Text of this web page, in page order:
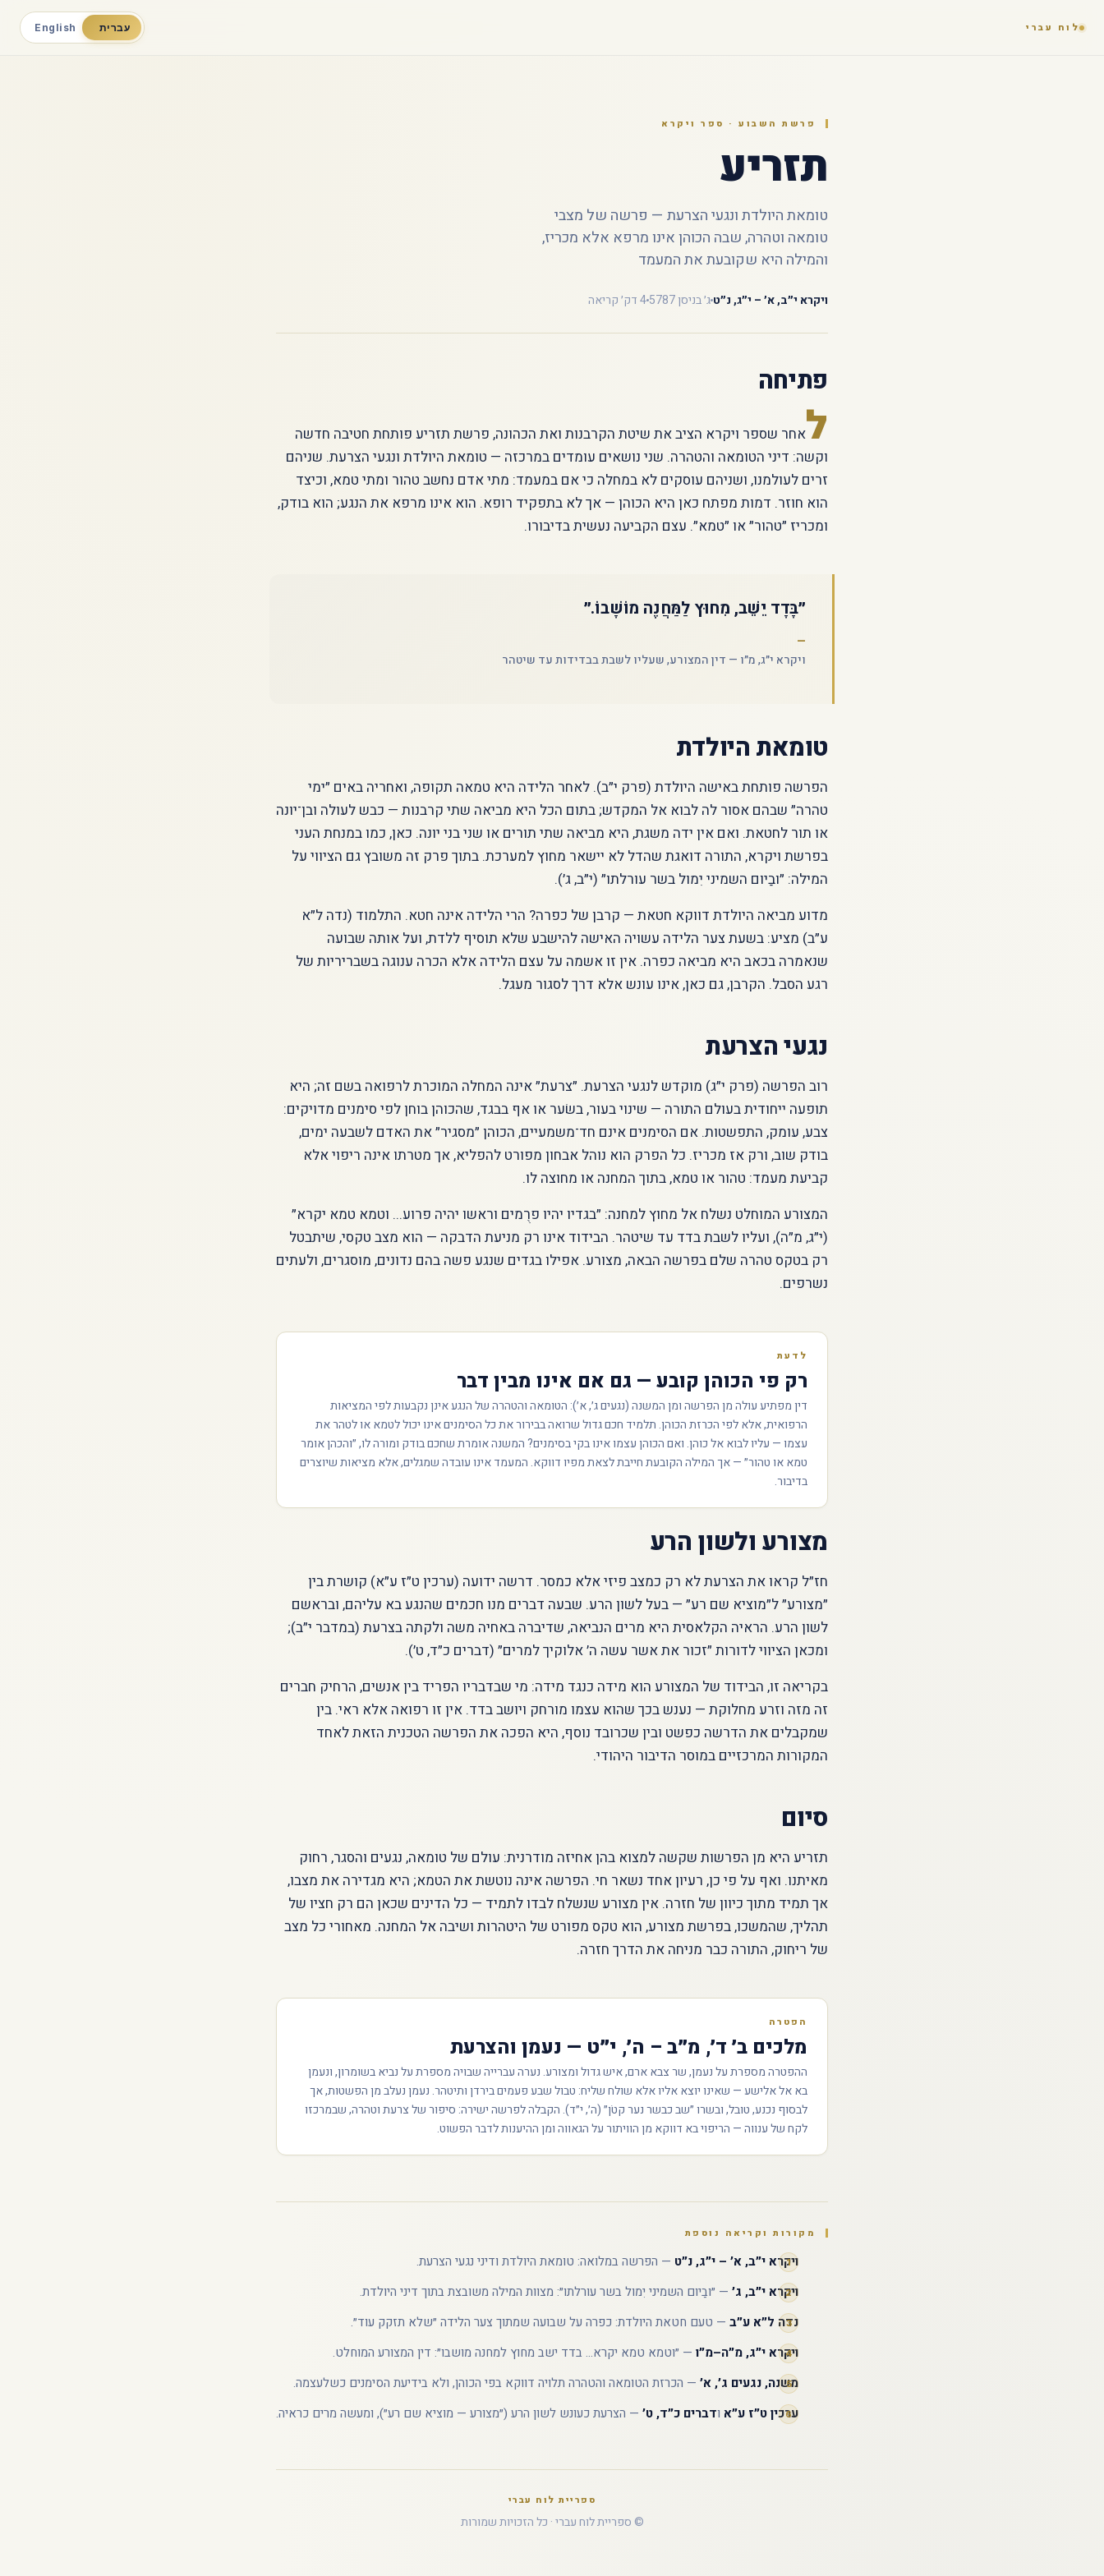
לוח עברי עברית English
פרשת השבוע · ספר ויקרא
תזריע
טומאת היולדת ונגעי הצרעת — פרשה של מצבי
טומאה וטהרה, שבה הכוהן אינו מרפא אלא מכריז,
והמילה היא שקובעת את המעמד
ויקרא י״ב, א׳ – י״ג, נ״טג׳ בניסן 5787 4 דק׳ קריאה
פתיחה
לאחר שספר ויקרא הציב את שיטת הקרבנות ואת הכהונה, פרשת תזריע פותחת חטיבה חדשה
וקשה: דיני הטומאה והטהרה. שני נושאים עומדים במרכזה — טומאת היולדת ונגעי הצרעת. שניהם
זרים לעולמנו, ושניהם עוסקים לא במחלה כי אם במעמד: מתי אדם נחשב טהור ומתי טמא, וכיצד
הוא חוזר. דמות מפתח כאן היא הכוהן — אך לא בתפקיד רופא. הוא אינו מרפא את הנגע; הוא בודק,
ומכריז ״טהור״ או ״טמא״. עצם הקביעה נעשית בדיבורו.
״בָּדָד יֵשֵׁב, מִחוּץ לַמַּחֲנֶה מוֹשָׁבוֹ.״
ויקרא י״ג, מ״ו — דין המצורע, שעליו לשבת בבדידות עד שיטהר
טומאת היולדת
הפרשה פותחת באישה היולדת (פרק י״ב). לאחר הלידה היא טמאה תקופה, ואחריה באים ״ימי
טהרה״ שבהם אסור לה לבוא אל המקדש; בתום הכל היא מביאה שתי קרבנות — כבש לעולה ובן־יונה
או תור לחטאת. ואם אין ידה משגת, היא מביאה שתי תורים או שני בני יונה. כאן, כמו במנחת העני
בפרשת ויקרא, התורה דואגת שהדל לא יישאר מחוץ למערכת. בתוך פרק זה משובץ גם הציווי על
המילה: ״ובַיום השמיני יִמול בשר עורלתו״ (י״ב, ג׳).
מדוע מביאה היולדת דווקא חטאת — קרבן של כפרה? הרי הלידה אינה חטא. התלמוד (נדה ל״א
ע״ב) מציע: בשעת צער הלידה עשויה האישה להישבע שלא תוסיף ללדת, ועל אותה שבועה
שנאמרה בכאב היא מביאה כפרה. אין זו אשמה על עצם הלידה אלא הכרה ענוגה בשבריריות של
רגע הסבל. הקרבן, גם כאן, אינו עונש אלא דרך לסגור מעגל.
נגעי הצרעת
רוב הפרשה (פרק י״ג) מוקדש לנגעי הצרעת. ״צרעת״ אינה המחלה המוכרת לרפואה בשם זה; היא
תופעה ייחודית בעולם התורה — שינוי בעור, בשׂער או אף בבגד, שהכוהן בוחן לפי סימנים מדויקים:
צבע, עומק, התפשטות. אם הסימנים אינם חד־משמעיים, הכוהן ״מסגיר״ את האדם לשבעה ימים,
בודק שוב, ורק אז מכריז. כל הפרק הוא נוהל אבחון מפורט להפליא, אך מטרתו אינה ריפוי אלא
קביעת מעמד: טהור או טמא, בתוך המחנה או מחוצה לו.
המצורע המוחלט נשלח אל מחוץ למחנה: ״בגדיו יהיו פרֻמים וראשו יהיה פרוע... וטמא טמא יקרא״
(י״ג, מ״ה), ועליו לשבת בדד עד שיטהר. הבידוד אינו רק מניעת הדבקה — הוא מצב טקסי, שיתבטל
רק בטקס טהרה שלם בפרשה הבאה, מצורע. אפילו בגדים שנגע פשה בהם נדונים, מוסגרים, ולעתים
נשרפים.
לדעת
רק פי הכוהן קובע — גם אם אינו מבין דבר
דין מפתיע עולה מן הפרשה ומן המשנה (נגעים ג׳, א׳): הטומאה והטהרה של הנגע אינן נקבעות לפי המציאות
הרפואית, אלא לפי הכרזת הכוהן. תלמיד חכם גדול שרואה בבירור את כל הסימנים אינו יכול לטמא או לטהר את
עצמו — עליו לבוא אל כוהן. ואם הכוהן עצמו אינו בקי בסימנים? המשנה אומרת שחכם בודק ומורה לו, ״והכהן אומר
טמא או טהור״ — אך המילה הקובעת חייבת לצאת מפיו דווקא. המעמד אינו עובדה שמגלים, אלא מציאות שיוצרים
בדיבור.
מצורע ולשון הרע
חז״ל קראו את הצרעת לא רק כמצב פיזי אלא כמסר. דרשה ידועה (ערכין ט״ז ע״א) קושרת בין
״מצורע״ ל״מוציא שם רע״ — בעל לשון הרע. שבעה דברים מנו חכמים שהנגע בא עליהם, ובראשם
לשון הרע. הראיה הקלאסית היא מרים הנביאה, שדיברה באחיה משה ולקתה בצרעת (במדבר י״ב);
ומכאן הציווי לדורות ״זכור את אשר עשה ה׳ אלוקיך למרים״ (דברים כ״ד, ט׳).
בקריאה זו, הבידוד של המצורע הוא מידה כנגד מידה: מי שבדבריו הפריד בין אנשים, הרחיק חברים
זה מזה וזרע מחלוקת — נענש בכך שהוא עצמו מורחק ויושב בדד. אין זו רפואה אלא ראי. בין
שמקבלים את הדרשה כפשט ובין שכרובד נוסף, היא הפכה את הפרשה הטכנית הזאת לאחד
המקורות המרכזיים במוסר הדיבור היהודי.
סיום
תזריע היא מן הפרשות שקשה למצוא בהן אחיזה מודרנית: עולם של טומאה, נגעים והסגר, רחוק
מאיתנו. ואף על פי כן, רעיון אחד נשאר חי. הפרשה אינה נוטשת את הטמא; היא מגדירה את מצבו,
אך תמיד מתוך כיוון של חזרה. אין מצורע שנשלח לבדו לתמיד — כל הדינים שכאן הם רק חציו של
תהליך, שהמשכו, בפרשת מצורע, הוא טקס מפורט של היטהרות ושיבה אל המחנה. מאחורי כל מצב
של ריחוק, התורה כבר מניחה את הדרך חזרה.
הפטרה
מלכים ב׳ ד׳, מ״ב – ה׳, י״ט — נעמן והצרעת
ההפטרה מספרת על נעמן, שר צבא ארם, איש גדול ומצורע. נערה עברייה שבויה מספרת על נביא בשומרון, ונעמן
בא אל אלישע — שאינו יוצא אליו אלא שולח שליח: טבול שבע פעמים בירדן ותיטהר. נעמן נעלב מן הפשטות, אך
לבסוף נכנע, טובל, ובשרו ״שב כבשר נער קטֹן״ (ה׳, י״ד). הקבלה לפרשה ישירה: סיפור של צרעת וטהרה, שבמרכזו
לקח של ענווה — הריפוי בא דווקא מן הוויתור על הגאווה ומן ההיענות לדבר הפשוט.
מקורות וקריאה נוספת
ויקרא י״ב, א׳ – י״ג, נ״ט — הפרשה במלואה: טומאת היולדת ודיני נגעי הצרעת.
ויקרא י״ב, ג׳ — ״ובַיום השמיני יִמול בשר עורלתו״: מצוות המילה משובצת בתוך דיני היולדת.
נדה ל״א ע״ב — טעם חטאת היולדת: כפרה על שבועה שמתוך צער הלידה ״שלא תזקק עוד״.
ויקרא י״ג, מ״ה–מ״ו — ״וטמא טמא יקרא... בדד ישב מחוץ למחנה מושבו״: דין המצורע המוחלט.
משנה, נגעים ג׳, א׳ — הכרזת הטומאה והטהרה תלויה דווקא בפי הכוהן, ולא בידיעת הסימנים כשלעצמה.
ערכין ט״ז ע״א ודברים כ״ד, ט׳ — הצרעת כעונש לשון הרע (״מצורע — מוציא שם רע״), ומעשה מרים כראיה.
ספריית לוח עברי
© ספריית לוח עברי · כל הזכויות שמורות